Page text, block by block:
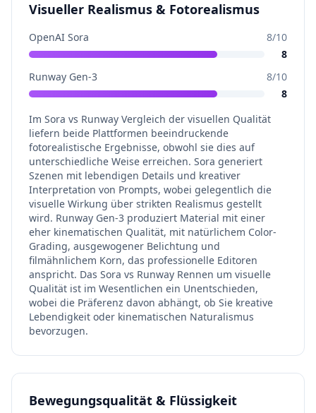
Visueller Realismus & Fotorealismus
OpenAI Sora 8/10
8
Runway Gen-3
8/10
8
Im Sora vs Runway Vergleich der visuellen Qualität
liefern beide Plattformen beeindruckende
fotorealistische Ergebnisse, obwohl sie dies auf
unterschiedliche Weise erreichen. Sora generiert
Szenen mit lebendigen Details und kreativer
Interpretation von Prompts, wobei gelegentlich die
visuelle Wirkung über strikten Realismus gestellt
wird. Runway Gen-3 produziert Material mit einer
eher kinematischen Qualität, mit natürlichem Color-
Grading, ausgewogener Belichtung und
filmähnlichem Korn, das professionelle Editoren
anspricht. Das Sora vs Runway Rennen um visuelle
Qualität ist im Wesentlichen ein Unentschieden,
wobei die Präferenz davon abhängt, ob Sie kreative
Lebendigkeit oder kinematischen Naturalismus
bevorzugen.
Bewegungsqualität & Flüssigkeit